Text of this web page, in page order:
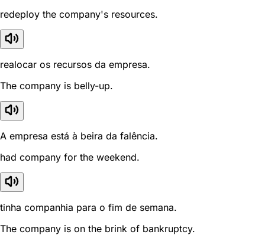
redeploy the company's resources.
realocar os recursos da empresa.
The company is belly-up.
A empresa está à beira da falência.
had company for the weekend.
tinha companhia para o fim de semana.
The company is on the brink of bankruptcy.